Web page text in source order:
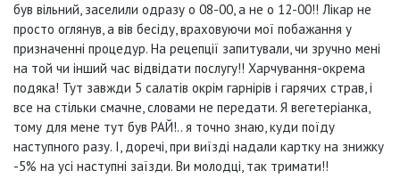
був вільний, заселили одразу о 08-00, а не о 12-00!! Лікар не
просто оглянув, а вів бесіду, враховуючи мої побажання у
призначенні процедур. На рецепції запитували, чи зручно мені
на той чи інший час відвідати послугу!! Харчування-окрема
подяка! Тут завжди 5 салатів окрім гарнірів і гарячих страв, і
все на стільки смачне, словами не передати. Я вегетеріанка,
тому для мене тут був РАЙ!.. я точно знаю, куди поїду
наступного разу. І, доречі, при виїзді надали картку на знижку
-5% на усі наступні заїзди. Ви молодці, так тримати!!